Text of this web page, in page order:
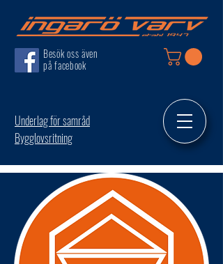
Besök oss även
på facebook
Underlag för samråd
Bygglovsritning